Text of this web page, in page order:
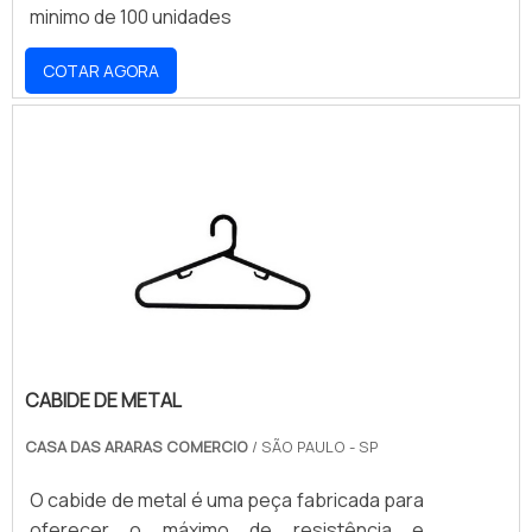
Escritórios; Lojas; Entre diversos
porta paletesDesde 1992 no mercado, a
Vicel Móveis de Aço é uma empresa
minimo de 100 unidades
COTAR AGORA
CABIDE DE METAL
CASA DAS ARARAS COMERCIO / SÃO PAULO - SP
O cabide de metal é uma peça fabricada para